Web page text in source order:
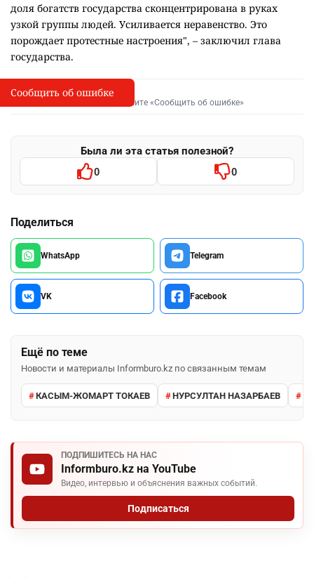
доля богатств государства сконцентрирована в руках
узкой группы людей. Усиливается неравенство. Это
порождает протестные настроения", – заключил глава
государства.
I
Сообщить об опечатке
Выделите фрагмент и нажмите «Сообщить об ошибке»
Была ли эта статья полезной?
0 0
Поделиться
WhatsApp Telegram
VK Facebook
Ещё по теме
Новости и материалы Informburo.kz по связанным темам
КАСЫМ-ЖОМАРТ ТОКАЕВ НУРСУЛТАН НАЗАРБАЕВ
ПОДПИШИТЕСЬ НА НАС
Informburo.kz на YouTube
Видео, интервью и объяснения важных событий.
Подписаться
Сообщить об ошибке